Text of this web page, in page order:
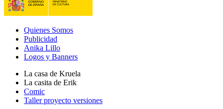
Quienes Somos
Publicidad
Anika Lillo
Logos y Banners
La casa de Kruela
La casita de Erik
Comic
Taller proyecto versiones